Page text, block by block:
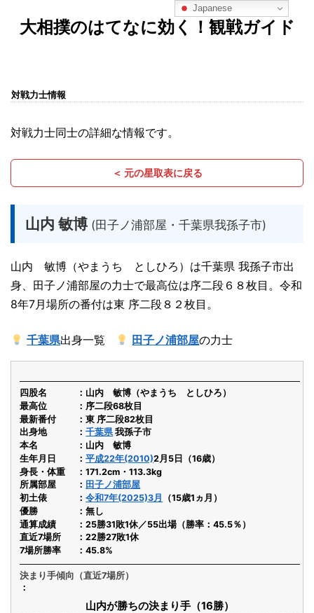
大相撲のはてなに効く！観戦ガイド
対戦力士情報
対戦力士同士の詳細な情報です。
＜ 元の星取表に戻る
山内 敏博 (田子ノ浦部屋・千葉県我孫子市)
山内 敏博（やまうち としひろ）は千葉県 我孫子市出
身、田子ノ浦部屋の力士で最高位は序二段６８枚目。令和
8年7月場所の番付は東 序二段８２枚目。
千葉県出身一覧 田子ノ浦部屋の力士
四股名
山内 敏博（やまうち としひろ）
最高位
序二段68枚目
最新番付
東 序二段82枚目
出身地
千葉県我孫子市
本名
山内 敏博
生年月日
平成22年(2010)2月5日（16歳）
身長・体重
171.2cm・113.3kg
所属部屋
田子ノ浦部屋
初土俵
令和7年(2025)3月
（15歳1ヵ月）
優勝
無し
通算成績
25勝31敗1休／55出場（勝率：45.5％）
直近7場所
22勝27敗1休
7場所勝率
45.8%
決まり手傾向（直近7場所）
山内が勝ちの決まり手（16勝）
Japanese